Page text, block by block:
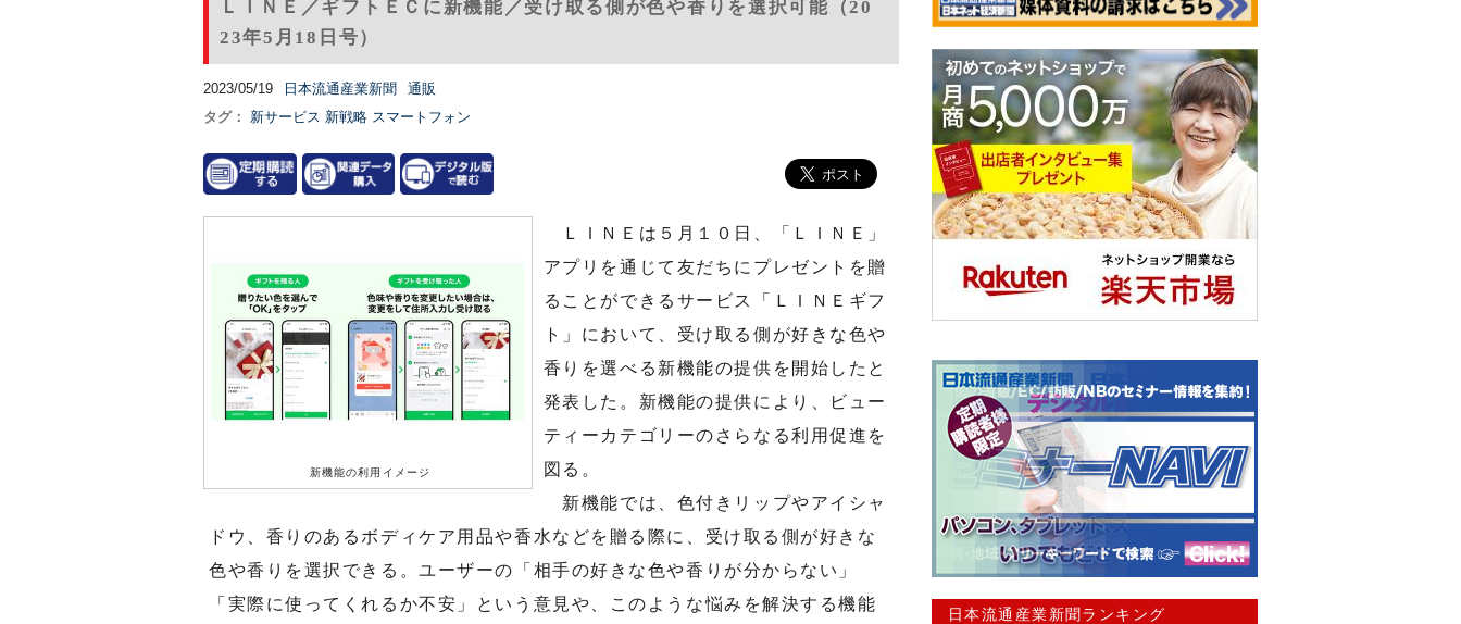
ＬＩＮＥ／ギフトＥＣに新機能／受け取る側が色や香りを選択可能（20
23年5月18日号）
2023/05/19 日本流通産業新聞
通販
タグ：
新サービス 新戦略 スマートフォン
新機能の利用イメージ
ＬＩＮＥは５月１０日、「ＬＩＮＥ」
アプリを通じて友だちにプレゼントを贈
ることができるサービス「ＬＩＮＥギフ
ト」において、受け取る側が好きな色や
香りを選べる新機能の提供を開始したと
発表した。新機能の提供により、ビュー
ティーカテゴリーのさらなる利用促進を
図る。
新機能では、色付きリップやアイシャ
ドウ、香りのあるボディケア用品や香水などを贈る際に、受け取る側が好きな
色や香りを選択できる。ユーザーの「相手の好きな色や香りが分からない」
「実際に使ってくれるか不安」という意見や、このような悩みを解決する機能
日本流通産業新聞ランキング